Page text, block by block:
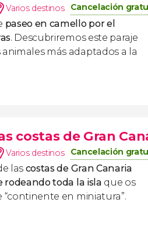
Varios destinos Cancelación
paseo en camello por el
. Descubriremos este paraje
más adaptados a la
costas de Gran
Varios destinos Cancelación
las costas de Gran Canaria
rodeando toda la isla que os
en miniatura”.